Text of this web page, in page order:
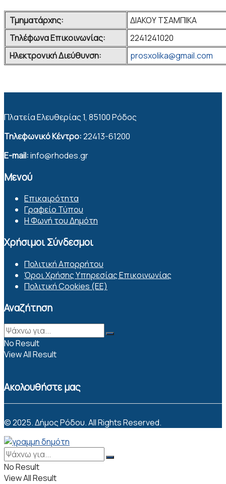
Τμηματάρχης:
ΔΙΑΚΟΥ ΤΣΑΜΠΙΚΑ
Τηλέφωνα Επικοινωνίας:
2241241020
Ηλεκτρονική Διεύθυνση:
prosxolika@gmail.com
Πλατεία Ελευθερίας 1, 85100 Ρόδος
Τηλεφωνικό Κέντρο:22413-61200
E-mail:info@rhodes.gr
Μενού
Επικαιρότητα
Γραφείο Τύπου
Η Φωνή του Δημότη
Χρήσιμοι Σύνδεσμοι
Πολιτική Απορρήτου
Όροι Χρήσης Υπηρεσίας Επικοινωνίας
Πολιτική Cookies (ΕΕ)
Αναζήτηση
No Result
View All Result
Ακολουθήστε μας
© 2025. Δήμος Ρόδου. All Rights Reserved.
No Result
View All Result